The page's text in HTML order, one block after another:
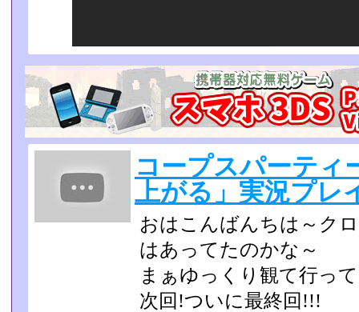
コープスパーティ
上がる」実況プレ
おはこんばんちは～ク
はあってたのかな～
まぁゆっくり観て行っ
次回!ついに最終回!!!